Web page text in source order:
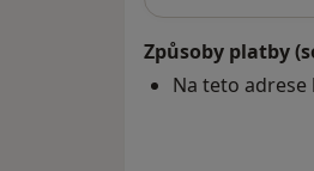
Způsoby platby
Na teto